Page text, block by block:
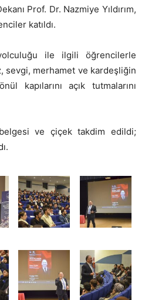
Prof. Dr. Nazmiye Yıldırım,
katıldı.
ile ilgili öğrencilerle
sevgi, merhamet ve kardeşliğin
kapılarını açık tutmalarını
belgesi ve çiçek takdim edildi;